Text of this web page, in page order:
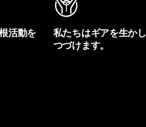
活動を
私たちはギアを生かし
つづけます。